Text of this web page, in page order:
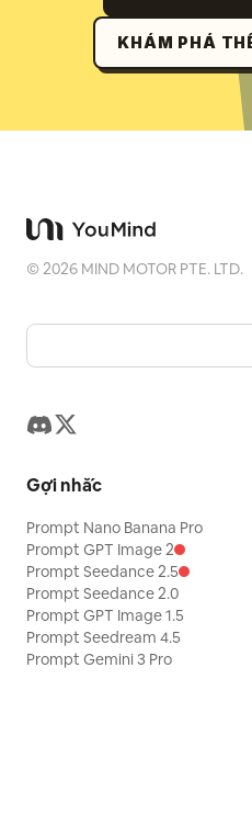
KHÁM PHÁ
©2026 MIND MOTOR PTE. LTD.
Gợi nhắc
Prompt Nano Banana Pro
Prompt GPT Image 2
Prompt Seedance 2.5
Prompt Seedance 2.0
Prompt GPT Image 1.5
Prompt Seedream 4.5
Prompt Gemini 3 Pro